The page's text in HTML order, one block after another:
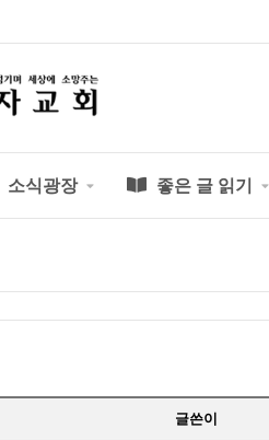
소식광장 좋은 글 읽기
글쓴이